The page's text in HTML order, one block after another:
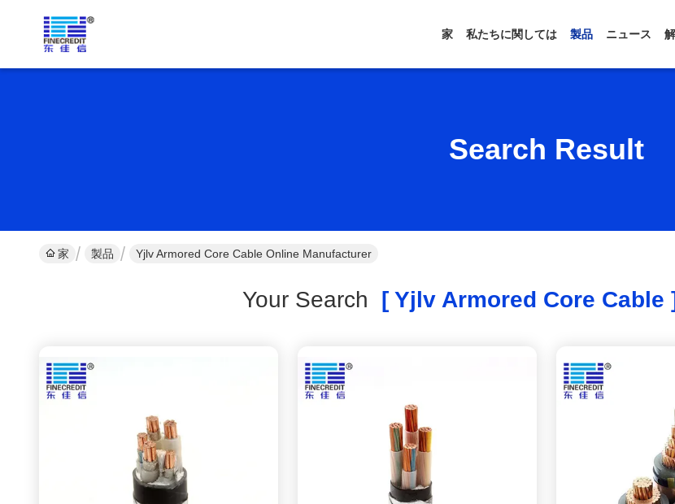
家 私たちに関しては 製品 ニュース
Search Result
家 製品 Yjlv Armored Core Cable Online Manufacturer
Your Search [ Yjlv Armored Core Cable